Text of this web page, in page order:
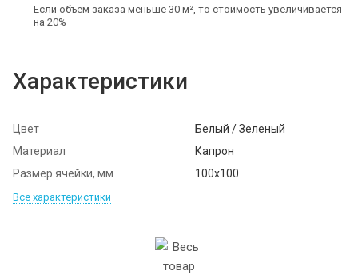
Если объем заказа меньше 30 м², то стоимость увеличивается
на 20%
Характеристики
Цвет
Белый / Зеленый
Материал
Капрон
Размер ячейки, мм
100х100
Все характеристики